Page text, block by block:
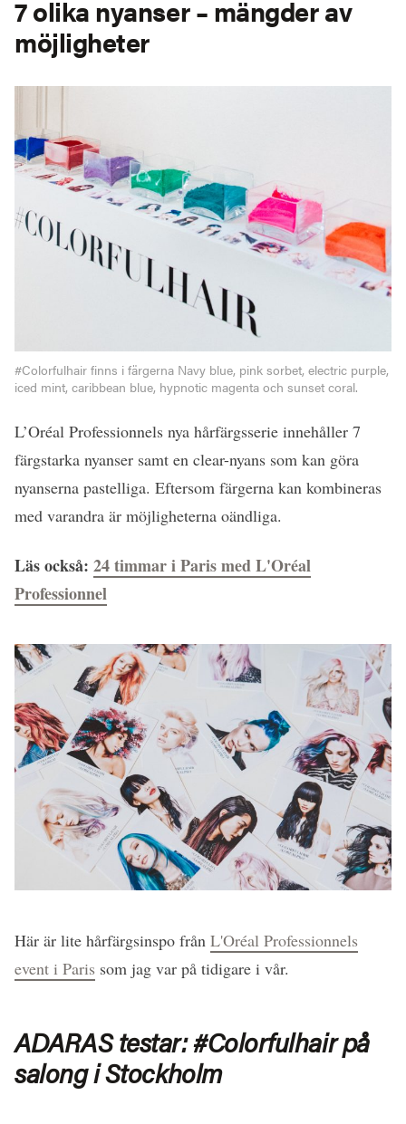
7 olika nyanser – mängder av
möjligheter
#Colorfulhair finns i färgerna Navy blue, pink sorbet, electric purple,
iced mint, caribbean blue, hypnotic magenta och sunset coral.
L’Oréal Professionnels nya hårfärgsserie innehåller 7
färgstarka nyanser samt en clear-nyans som kan göra
nyanserna pastelliga. Eftersom färgerna kan kombineras
med varandra är möjligheterna oändliga.
Läs också: 24 timmar i Paris med L'Oréal
Professionnel
Här är lite hårfärgsinspo från L'Oréal Professionnels
event i Paris som jag var på tidigare i vår.
ADARAS testar: #Colorfulhair på
salong i Stockholm